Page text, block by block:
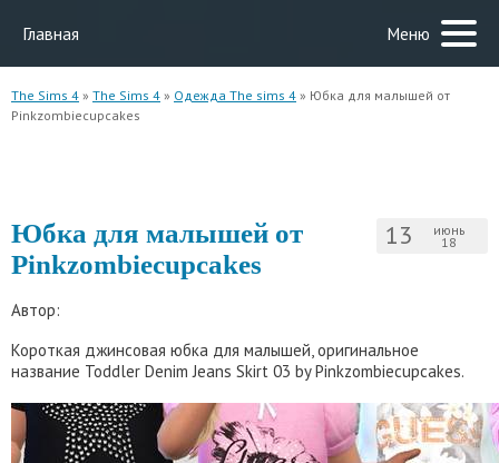
Главная Меню
The Sims 4 » The Sims 4 » Одежда The sims 4 » Юбка для малышей от
Pinkzombiecupcakes
13 июнь
18
Юбка для малышей от
Pinkzombiecupcakes
Автор:
Короткая джинсовая юбка для малышей, оригинальное
название Toddler Denim Jeans Skirt 03 by Pinkzombiecupcakes.